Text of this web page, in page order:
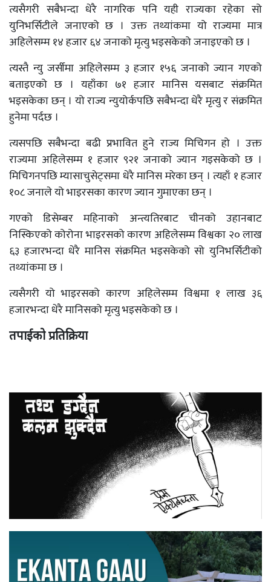
त्यसैगरी सबैभन्दा धेरै नागरिक पनि यही राज्यका रहेका सो
युनिभर्सिटीले जनाएको छ । उक्त तथ्यांकमा यो राज्यमा मात्र
अहिलेसम्म १४ हजार ६४ जनाको मृत्यु भइसकेको जनाइएको छ ।
त्यस्तै न्यु जर्सीमा अहिलेसम्म ३ हजार १५६ जनाको ज्यान गएको
बताइएको छ । यहाँका ७१ हजार मानिस यसबाट संक्रमित
भइसकेका छन् । यो राज्य न्युयोर्कपछि सबैभन्दा धेरै मृत्यु र संक्रमित
हुनेमा पर्दछ ।
त्यसपछि सबैभन्दा बढी प्रभावित हुने राज्य मिचिगन हो । उक्त
राज्यमा अहिलेसम्म १ हजार ९२१ जनाको ज्यान गइसकेको छ ।
मिचिगनपछि म्यासाचुसेट्समा धेरै मानिस मरेका छन् । त्यहाँ १ हजार
१०८ जनाले यो भाइरसका कारण ज्यान गुमाएका छन् ।
गएको डिसेम्बर महिनाको अन्त्यतिरबाट चीनको उहानबाट
निस्किएको कोरोना भाइरसको कारण अहिलेसम्म विश्वका २० लाख
६३ हजारभन्दा धेरै मानिस संक्रमित भइसकेको सो युनिभर्सिटीको
तथ्यांकमा छ ।
त्यसैगरी यो भाइरसको कारण अहिलेसम्म विश्वमा १ लाख ३६
हजारभन्दा धेरै मानिसको मृत्यु भइसकेको छ ।
तपाईको प्रतिक्रिया